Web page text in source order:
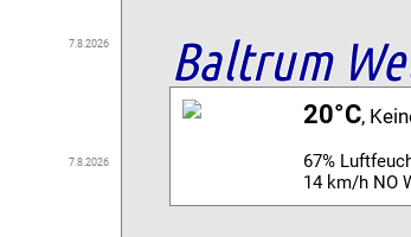
7.8.2026
7.8.2026
Baltrum
20°C,
67%
14 km/h NO